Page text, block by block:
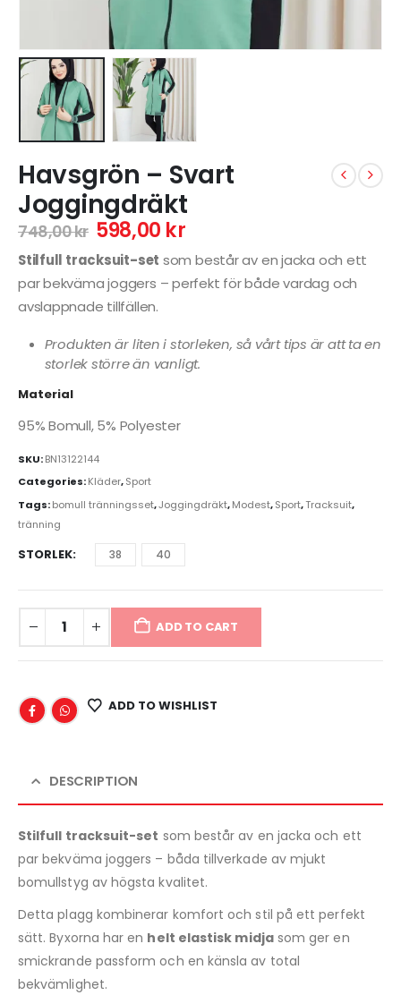
Havsgrön – Svart
Joggingdräkt
748,00kr 598,00 kr
Stilfull tracksuit-set som består av en jacka och ett
par bekväma joggers – perfekt för både vardag och
avslappnade tillfällen.
Produkten är liten i storleken, så vårt tips är att ta en
storlek större än vanligt.
Material
95% Bomull, 5% Polyester
SKU:BN13122144
Categories:Kläder,Sport
Tags:bomull tränningsset,Joggingdräkt,Modest,Sport,Tracksuit,
tränning
STORLEK 38 40
ADD TO CART
ADD TO WISHLIST
DESCRIPTION
Stilfull tracksuit-set som består av en jacka och ett
par bekväma joggers – båda tillverkade av mjukt
bomullstyg av högsta kvalitet.
Detta plagg kombinerar komfort och stil på ett perfekt
sätt. Byxorna har en helt elastisk midjasom ger en
smickrande passform och en känsla av total
bekvämlighet.